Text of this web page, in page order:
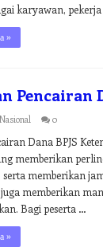
karyawan,
»
Pencairan
Nasional 0
Dana BPJS
memberikan
serta memberikan
memberikan
Bagi peserta …
»